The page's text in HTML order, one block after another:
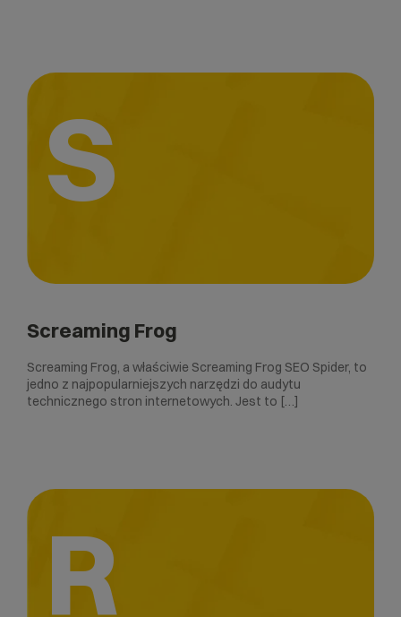
S
Screaming Frog
Screaming Frog, a właściwie Screaming Frog SEO Spider, to
jedno z najpopularniejszych narzędzi do audytu
technicznego stron internetowych. Jest to […]
R